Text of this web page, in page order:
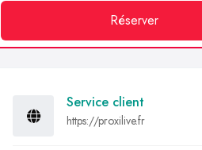
Réserver
Service client
https://proxilive.fr